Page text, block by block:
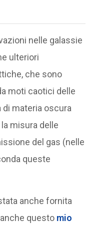
nelle galassie
ulteriori
che sono
moti caotici delle
di materia oscura
misura delle
del gas (nelle
queste
anche fornita
questo mio